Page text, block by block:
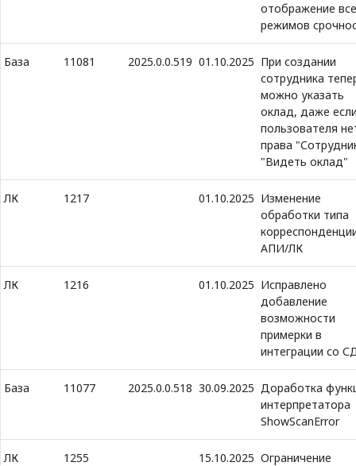
отображение
режимов
База 11081 2025.0.0.519 01.10.2025 При создании
сотрудника
можно указать
оклад, даже
пользователя
права
"Видеть оклад"
ЛК 1217 01.10.2025 Изменение
обработки типа
АПИ/ЛК
ЛК 1216 01.10.2025 Исправлено
добавление
возможности
примерки в
интеграции со
База 11077 2025.0.0.518 30.09.2025 Доработка
интерпретатора
ShowScanError
ЛК 1255 15.10.2025 Ограничение